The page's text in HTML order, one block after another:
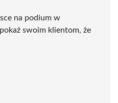
na podium w
swoim klientom, że